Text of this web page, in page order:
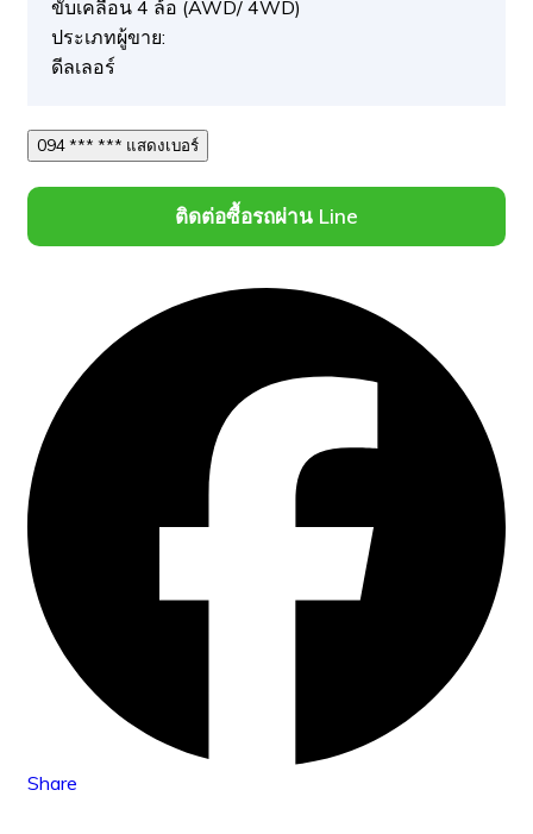
ขับเคลื่อน 4 ล้อ (AWD/ 4WD)
ประเภทผู้ขาย:
ดีลเลอร์
094 *** *** แสดงเบอร์
ติดต่อซื้อรถผ่าน Line
Share